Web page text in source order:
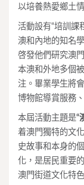
以培養熱愛鄉土
活動設有“培訓課
澳和內地的知名
啓發他們研究澳
本澳和外地多個
注。畢業學生將
博物館導賞服務
本屆活動主題是“
着澳門獨特的文
史故事和本身的
化，是居民重要
澳門街道文化特